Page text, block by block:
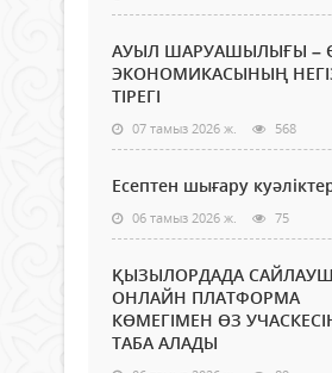
АУЫЛ ШАРУАШЫЛЫҒЫ –
ЭКОНОМИКАСЫНЫҢ
ТІРЕГІ
07 тамыз 2026 ж. 568
Есептен шығару
06 тамыз 2026 ж. 75
ҚЫЗЫЛОРДАДА
ОНЛАЙН ПЛАТФОРМА
КӨМЕГІМЕН ӨЗ
ТАБА АЛАДЫ